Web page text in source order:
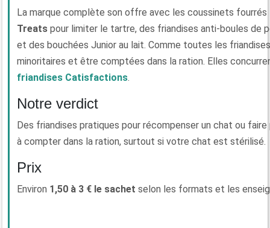
La marque complète son offre avec les coussinets fourrés
Treats pour limiter le tartre, des friandises anti-boules de
et des bouchées Junior au lait. Comme toutes les
minoritaires et être comptées dans la ration. Elles
friandises Catisfactions.
Notre verdict
Des friandises pratiques pour récompenser un chat ou faire
à compter dans la ration, surtout si votre chat est stérilisé.
Prix
Environ 1,50 à 3 € le sachet selon les formats et les